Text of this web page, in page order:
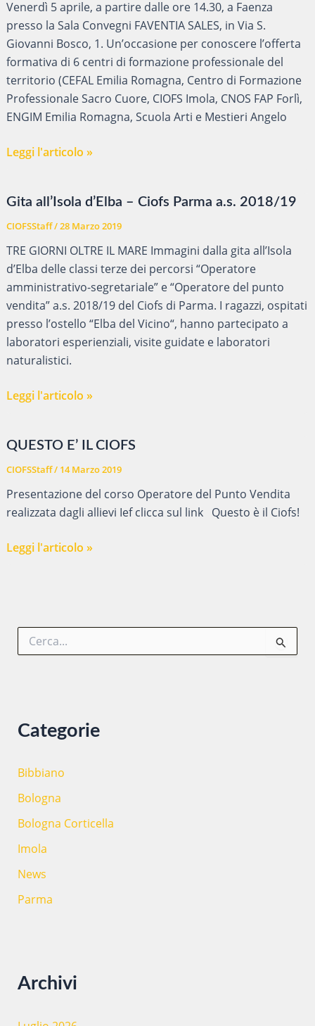
Venerdì 5 aprile, a partire dalle ore 14.30, a Faenza
presso la Sala Convegni FAVENTIA SALES, in Via S.
Giovanni Bosco, 1. Un’occasione per conoscere l’offerta
formativa di 6 centri di formazione professionale del
territorio (CEFAL Emilia Romagna, Centro di Formazione
Professionale Sacro Cuore, CIOFS Imola, CNOS FAP Forlì,
ENGIM Emilia Romagna, Scuola Arti e Mestieri Angelo
STUDENTS@WORK:
IN
AZIONE
Leggi l'articolo »
Gita all’Isola d’Elba – Ciofs Parma a.s. 2018/19
CIOFSStaff/28 Marzo 2019
TRE GIORNI OLTRE IL MARE Immagini dalla gita all’Isola
d’Elba delle classi terze dei percorsi “Operatore
amministrativo-segretariale” e “Operatore del punto
vendita” a.s. 2018/19 del Ciofs di Parma. I ragazzi, ospitati
presso l’ostello “Elba del Vicino“, hanno partecipato a
laboratori esperienziali, visite guidate e laboratori
naturalistici.
Gita
–
Ciofs
Parma
Leggi l'articolo »
QUESTO E’ IL CIOFS
CIOFSStaff/ 14 Marzo 2019
Presentazione del corso Operatore del Punto Vendita
realizzata dagli allievi Ief clicca sul link Questo è il Ciofs!
QUESTO
Leggi l'articolo »
Categorie
Bibbiano
Bologna
Bologna Corticella
Imola
News
Parma
Archivi